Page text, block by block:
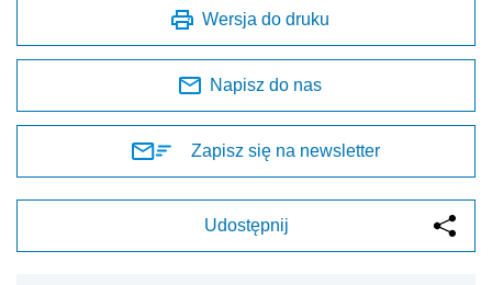
Wersja do druku
Napisz do nas
Zapisz się na newsletter
Udostępnij